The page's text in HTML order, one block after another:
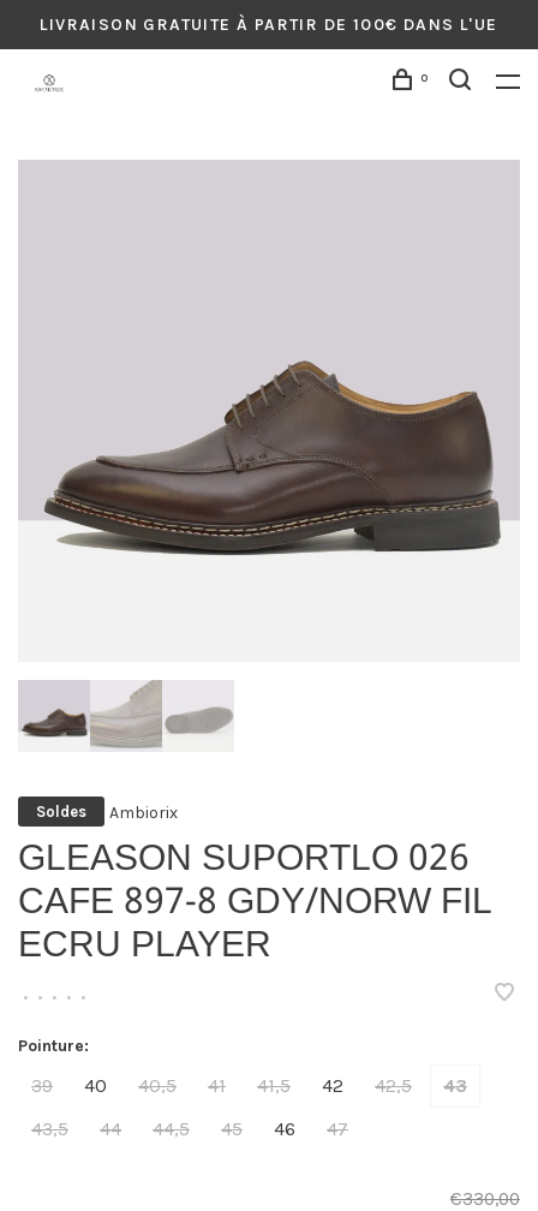
LIVRAISON GRATUITE À PARTIR DE 100€ DANS L'UE
0
Soldes Ambiorix
GLEASON SUPORTLO 026
CAFE 897-8 GDY/NORW FIL
ECRU PLAYER
• • • • •
Pointure:
39 40 40,5 41 41,5 42 42,5
43
43,5
44 44,5 45 46 47
€330,00